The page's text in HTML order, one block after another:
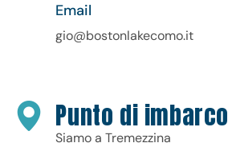
Email
gio@bostonlakecomo.it
Punto di imbarco
Siamo a Tremezzina